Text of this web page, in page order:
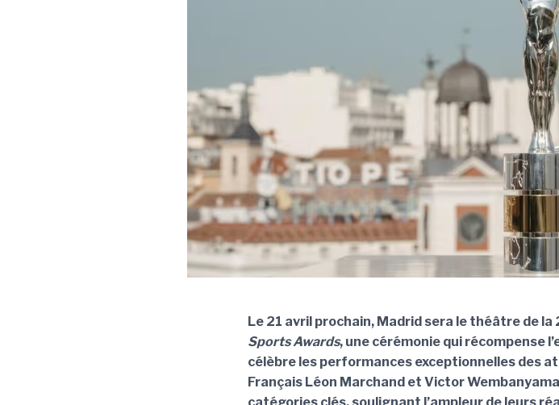
Le 21 avril prochain, Madrid sera le théâtre de
Sports Awards, une cérémonie qui récompense
célèbre les performances exceptionnelles des
Français Léon Marchand et Victor